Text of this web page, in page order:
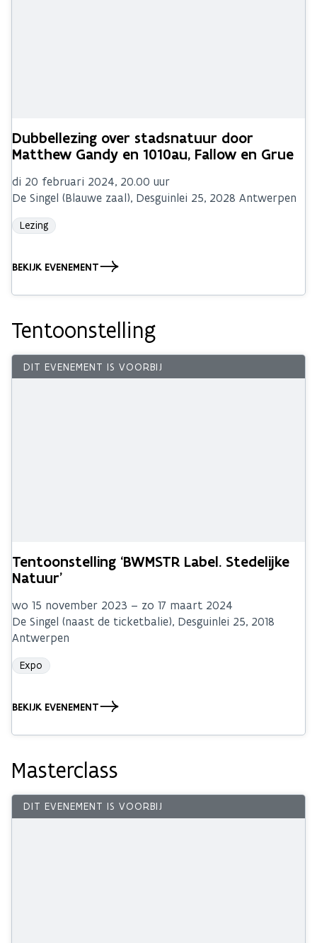
Dubbellezing over stadsnatuur door
Matthew Gandy en 1010au, Fallow en Grue
di 20 februari 2024, 20.00 uur
De Singel (Blauwe zaal), Desguinlei 25, 2028 Antwerpen
Lezing
BEKIJK EVENEMENT
Tentoonstelling
Tentoonstelling ‘BWMSTR Label. Stedelijke
Natuur’
wo 15 november 2023 – zo 17 maart 2024
De Singel (naast de ticketbalie), Desguinlei 25, 2018
Antwerpen
Expo
BEKIJK EVENEMENT
Masterclass